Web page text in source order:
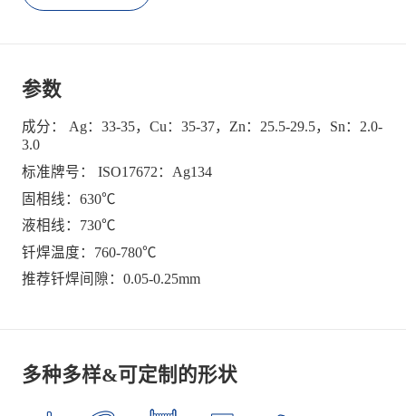
参数
成分： Ag：33-35，Cu：35-37，Zn：25.5-29.5，Sn：2.0-
3.0
标准牌号： ISO17672：Ag134
固相线：630℃
液相线：730℃
钎焊温度：760-780℃
推荐钎焊间隙：0.05-0.25mm
多种多样&可定制的形状